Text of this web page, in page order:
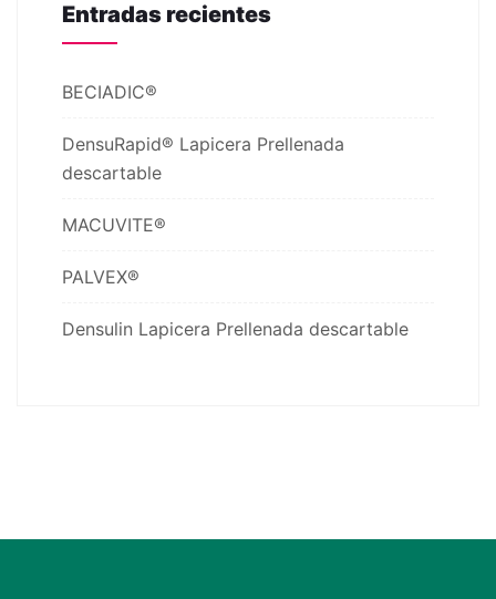
Entradas recientes
BECIADIC®
DensuRapid® Lapicera Prellenada
descartable
MACUVITE®
PALVEX®
Densulin Lapicera Prellenada descartable